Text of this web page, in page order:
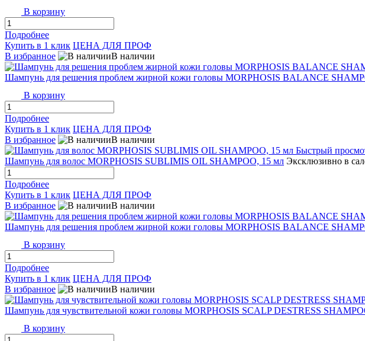
В корзину
Подробнее
Купить в 1 клик ЦЕНА ДЛЯ ПРОФ
В избранное
В наличии
Шампунь для решения проблем жирной кожи головы MORPHOSIS BALANCE
В корзину
Подробнее
Купить в 1 клик ЦЕНА ДЛЯ ПРОФ
В избранное
В наличии
Быстрый
Шампунь для волос MORPHOSIS SUBLIMIS OIL SHAMPOO, 15 мл Эксклюзивно в
Подробнее
Купить в 1 клик ЦЕНА ДЛЯ ПРОФ
В избранное
В наличии
Шампунь для решения проблем жирной кожи головы MORPHOSIS BALANCE
В корзину
Подробнее
Купить в 1 клик ЦЕНА ДЛЯ ПРОФ
В избранное
В наличии
Шампунь для чувствительной кожи головы MORPHOSIS SCALP DESTRESS
В корзину